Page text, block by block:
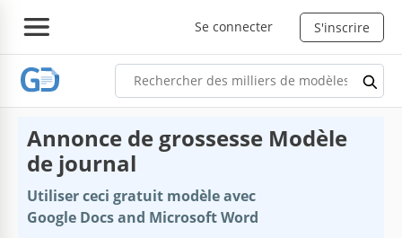
Se connecter S'inscrire
Annonce de grossesse Modèle
de journal
Utiliser ceci gratuit modèle avec
Google Docs and Microsoft Word